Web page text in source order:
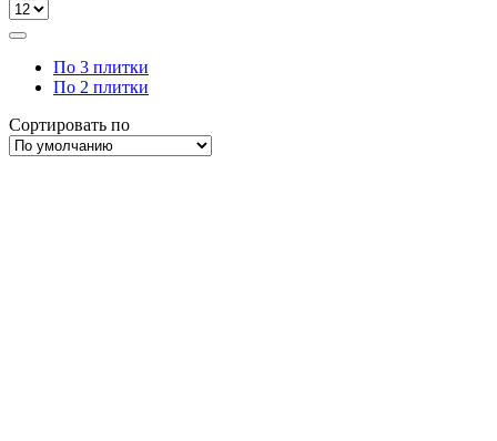
По 3 плитки
По 2 плитки
Сортировать по